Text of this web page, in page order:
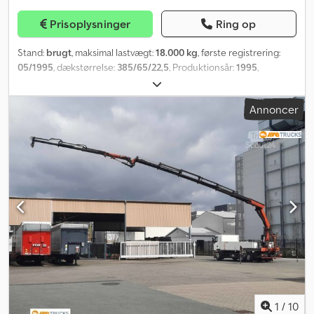
andre portaler. Vi anbefaler stærkt besigtigelse og afprøvning, så
der hos køberen ikke opstår forkerte forestillinger om trailerens
efter aftale og er udtrykkeligt ønsket!!! De angivne indvendige mål
er ca.-mål. For nye køretøjer kan der tilkomme ekstra
omkostninger for fragt og dokumenter. Cjdenmxztjpfx Aifsrf VI
TAGER NÆSTEN ALT I BYTTE!!! BYTTEHANDEL OG EKSTRA
UDBETALING MULIGT!!! Udstillingsplads: 58285 Gevelsberg, Am
Sinnerhoop 17 Åbningstider: Mandag – fredag 9.00 til 17.00, lørdag
9.00 til 14.00 Altid over 500 nye og brugte trailere på lager!!!
Pegasus Anhänger GmbH Am Sinnerhoop 17 58285 Gevelsberg
Prisoplysninger Ring op
Stand: brugt, maksimal lastvægt:18.000 kg, første registrering:
05/1995, dækstørrelse: 385/65/22,5, Produktionsår:1995,
Besigtigelse kun efter aftale. Internt nummer: 0894 Affjedring: • 1.
aksel: Luftaffjedret • 2. aksel: Luftaffjedret Credpfjzla Amex Aifef
Bremser: • 1. aksel: Tromlebremse • 2. aksel: Tromlebremse Dæk: • 1.
aksel: Enkeltdæk • 2. aksel: Enkeltdæk • Dækstørrelse: 385/65/22,5 •
Dækmønsterdybde i %: 80 % • Fælgtype: Stål Yderligere udstyr: •
Egenvægt: 4700 kg • Nyttelast: 13300 kg • Lastareal: 12,14 m² •
Lastvolumen: 12,14 m³ • ABS • EBS • Antal aksler: 2 • Akselproducent:
BPW Indvendige mål på lastrum ca.: • Længde: 4.976 mm • Bredde:
2.439 mm • Højde: 1.000 mm Forbehold for mellemsalg, fejl og
trykfejl.
Annoncer
1 / 10